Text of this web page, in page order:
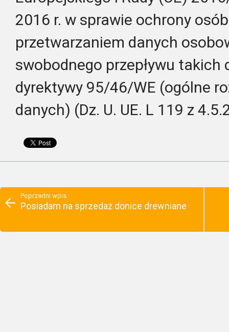
2016 r. w sprawie ochrony
przetwarzaniem danych
swobodnego przepływu takich
dyrektywy 95/46/WE (ogólne
danych) (Dz. U. UE. L 119 z
Poprzedni wpis
Posiadam na sprzedaż donice drewniane